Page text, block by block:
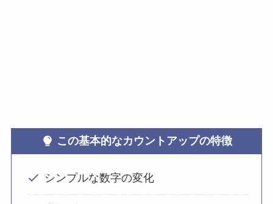
この基本的なカウントアップの特徴
シンプルな数字の変化